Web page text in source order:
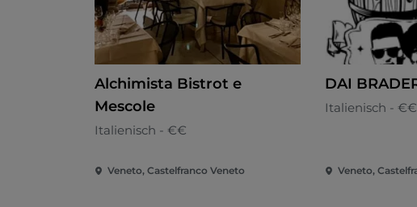
Alchimista Bistrot e
Mescole
Italienisch - €€
Veneto, Castelfranco Veneto
DAI
Italienisch - €€
Veneto,